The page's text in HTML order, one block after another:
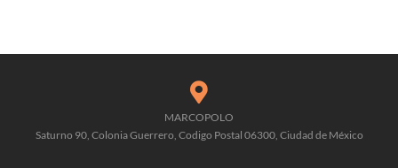
MARCOPOLO
Saturno 90, Colonia Guerrero, Codigo Postal 06300, Ciudad de México